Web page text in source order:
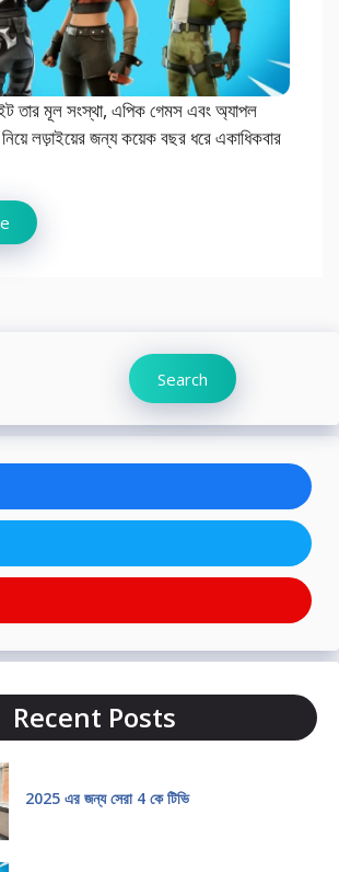
তার মূল সংস্থা, এপিক গেমস এবং অ্যাপল
নিয়ে লড়াইয়ের জন্য কয়েক বছর ধরে একাধিকবার
Search
Recent Posts
2025 এর জন্য সেরা 4 কে টিভি